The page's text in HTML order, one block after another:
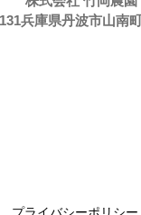
兵庫県丹波市山南